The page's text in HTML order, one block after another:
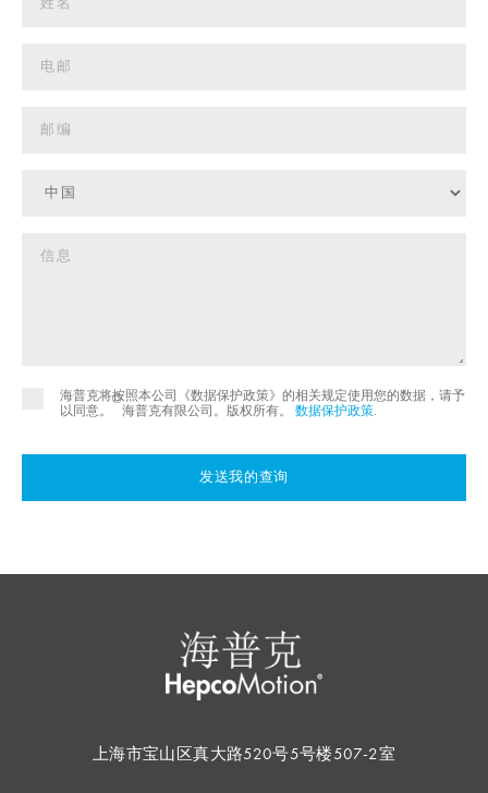
海普克将按照本公司《数据保护政策》的相关规定使用您的数据，请予
以同意。
©
海普克有限公司。版权所有。 数据保护政策
发送我的查询
上海市宝山区真大路520号5号楼507-2室